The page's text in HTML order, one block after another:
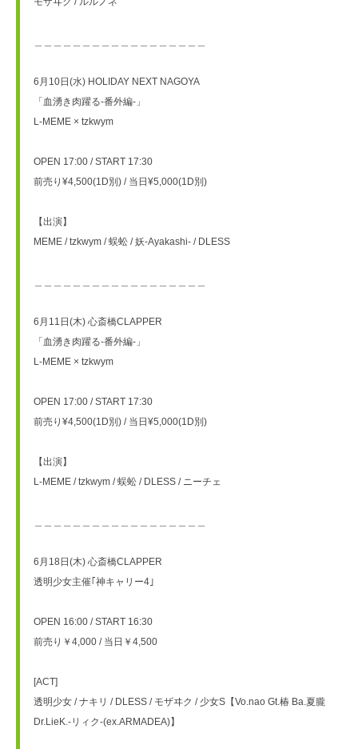
6月10日(水) HOLIDAY NEXT NAGOYA
「血湧き肉躍る-番外編-」
L-MEME × tzkwym
OPEN 17:00 / START 17:30
前売り¥4,500(1D別) / 当日¥5,000(1D別)
【出演】
MEME / tzkwym / 蜈蚣 / 妖-Ayakashi- / DLESS
6月11日(木) 心斎橋CLAPPER
「血湧き肉躍る-番外編-」
L-MEME × tzkwym
OPEN 17:00 / START 17:30
前売り¥4,500(1D別) / 当日¥5,000(1D別)
【出演】
L-MEME / tzkwym / 蜈蚣 / DLESS / ニーチェ
6月18日(木) 心斎橋CLAPPER
透明少女主催｢神キャリー4｣
OPEN 16:00 / START 16:30
前売り￥4,000 / 当日￥4,500
[ACT]
透明少女 / ナキリ / DLESS / モザヰク / 少女S【Vo.nao Gt.椿 Ba.夏朧
Dr.LieK.-リィク-(ex.ARMADEA)】